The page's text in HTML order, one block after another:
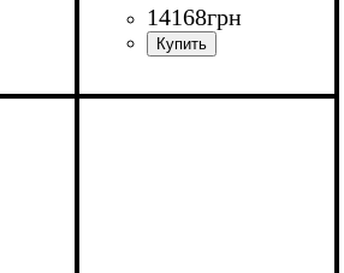
14168грн
Ширина: 170 см